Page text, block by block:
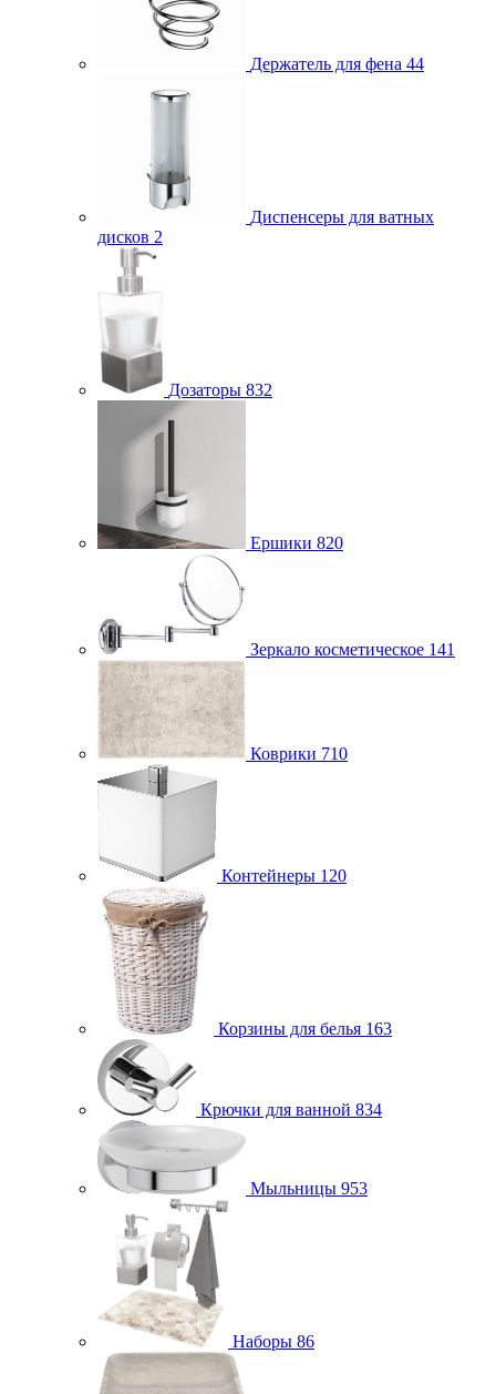
Держатель для фена 44
Диспенсеры для ватных
дисков 2
Дозаторы 832
Ершики 820
Зеркало косметическое 141
Коврики 710
Контейнеры 120
Корзины для белья 163
Крючки для ванной 834
Мыльницы 953
Наборы 86